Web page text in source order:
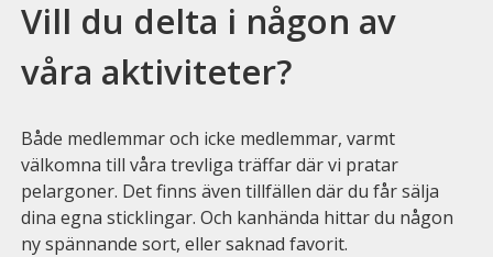
Vill du delta i någon av
våra aktiviteter?
Både medlemmar och icke medlemmar, varmt
välkomna till våra trevliga träffar där vi pratar
pelargoner. Det finns även tillfällen där du får sälja
dina egna sticklingar. Och kanhända hittar du någon
ny spännande sort, eller saknad favorit.